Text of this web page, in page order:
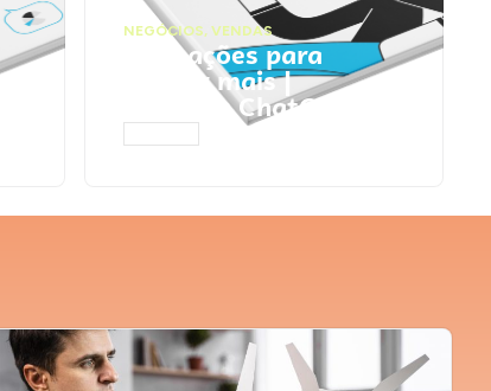
NEGÓCIOS, VENDAS
Faça ações para
vender mais |
Prompts ChatGPT